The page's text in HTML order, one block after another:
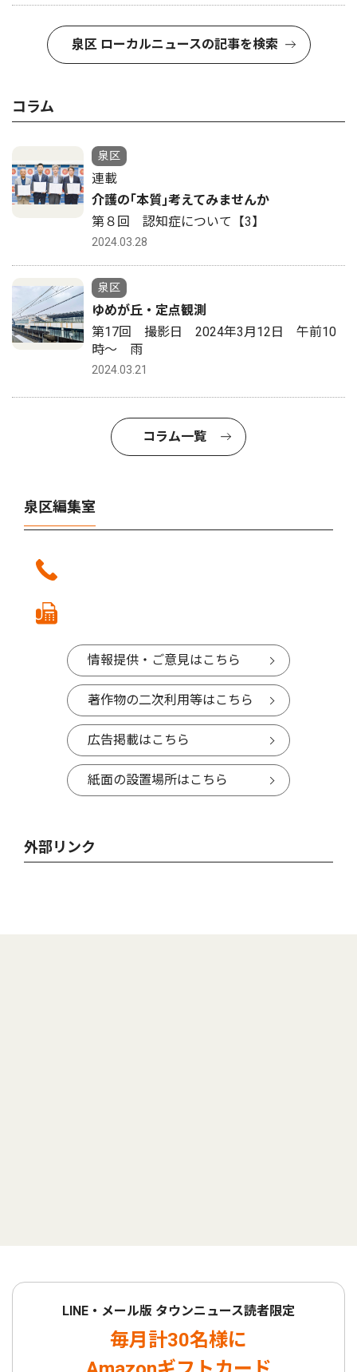
泉区 ローカルニュースの記事を検索
コラム
泉区
連載
介護の｢本質｣考えてみませんか
第８回 認知症について【3】
2024.03.28
泉区
ゆめが丘・定点観測
第17回 撮影日 2024年3月12日 午前10
時〜 雨
2024.03.21
コラム一覧
泉区編集室
情報提供・ご意見はこちら
著作物の二次利用等はこちら
広告掲載はこちら
紙面の設置場所はこちら
外部リンク
LINE・メール版 タウンニュース読者限定
毎月計30名様に